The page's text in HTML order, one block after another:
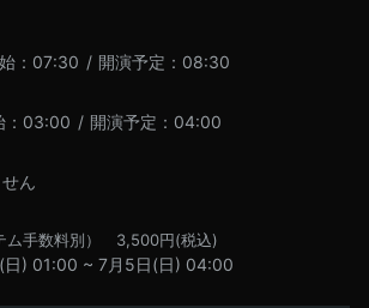
：07:30 開演予定：08:30
：03:00 開演予定：04:00
ん
手数料別）
3,500円(税込)
日) 01:00 ~ 7月5日(日) 04:00